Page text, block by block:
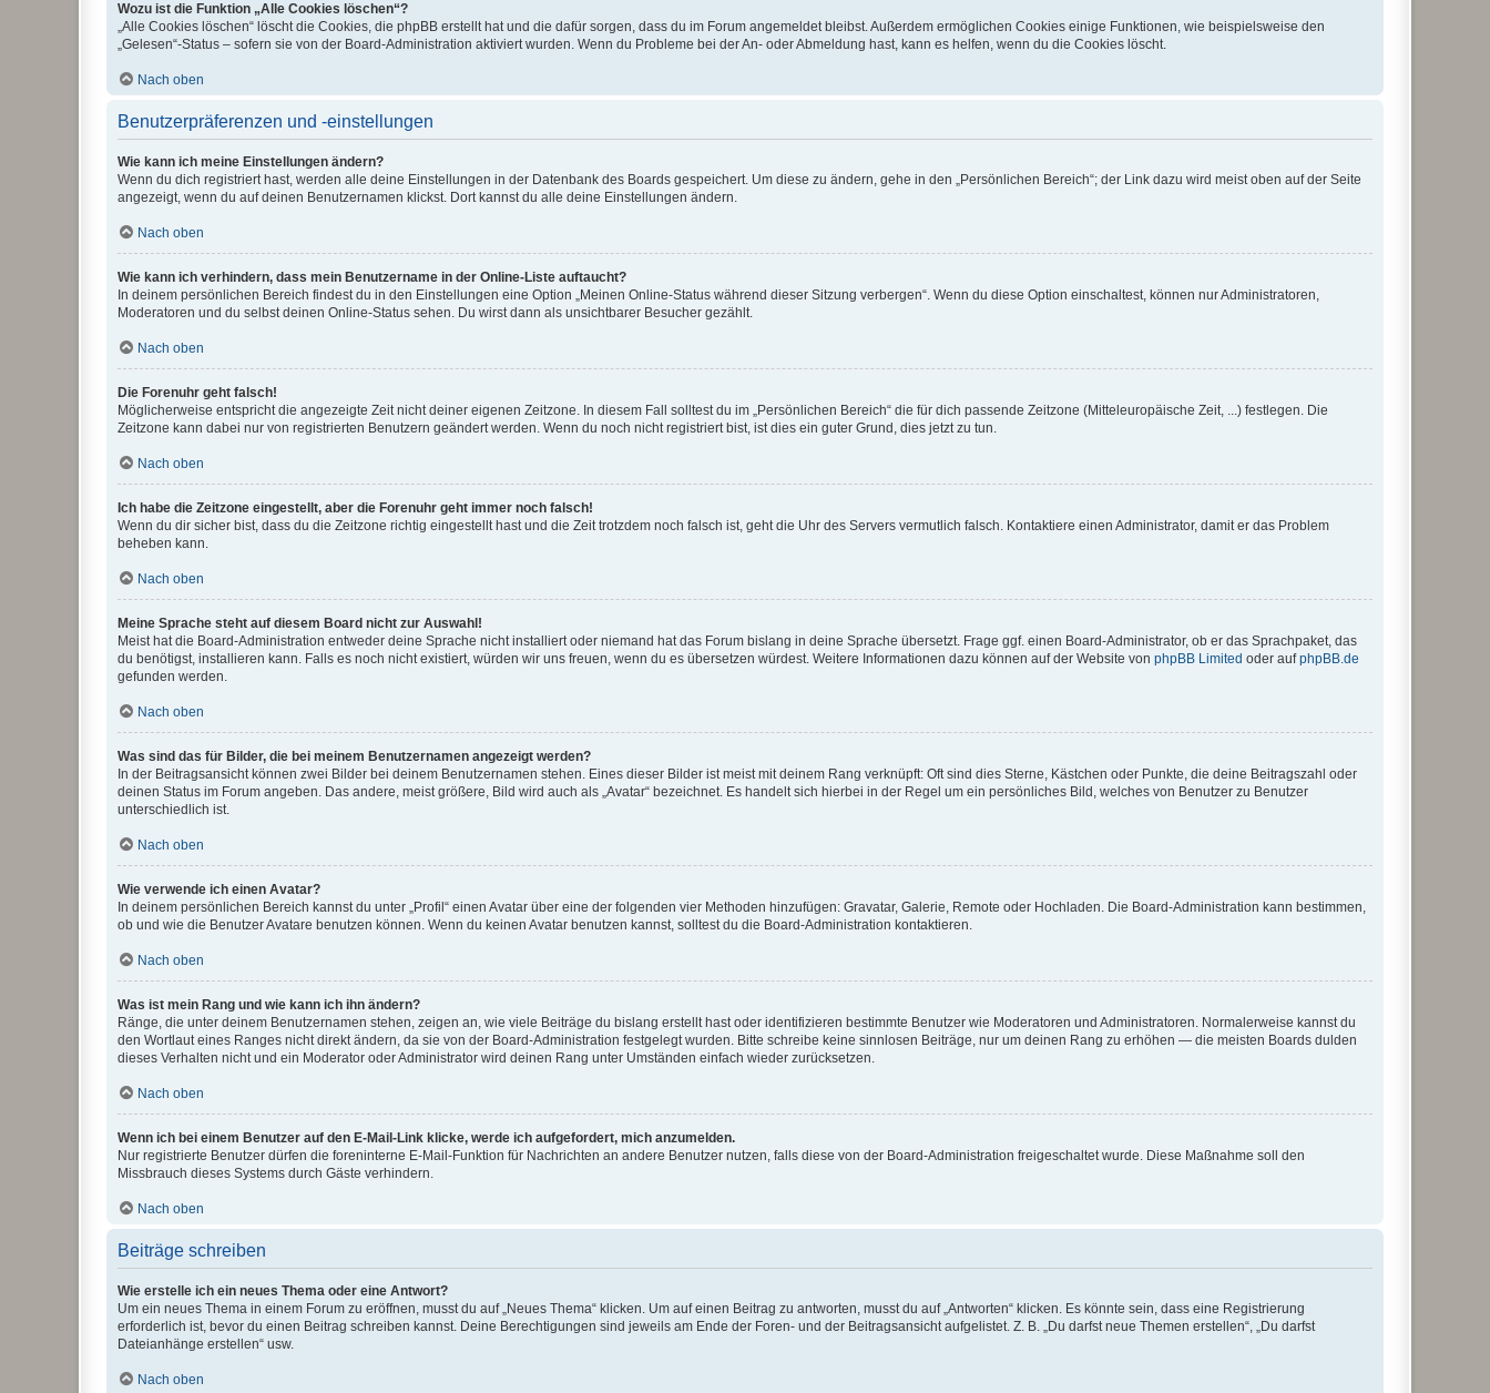
Wozu ist die Funktion „Alle Cookies löschen“?
„Alle Cookies löschen“ löscht die Cookies, die phpBB erstellt hat und die dafür sorgen, dass du im Forum angemeldet bleibst. Außerdem ermöglichen Cookies einige Funktionen, wie beispielsweise den
„Gelesen“-Status – sofern sie von der Board-Administration aktiviert wurden. Wenn du Probleme bei der An- oder Abmeldung hast, kann es helfen, wenn du die Cookies löscht.
Nach oben
Benutzerpräferenzen und -einstellungen
Wie kann ich meine Einstellungen ändern?
Wenn du dich registriert hast, werden alle deine Einstellungen in der Datenbank des Boards gespeichert. Um diese zu ändern, gehe in den „Persönlichen Bereich“; der Link dazu wird meist oben auf der Seite
angezeigt, wenn du auf deinen Benutzernamen klickst. Dort kannst du alle deine Einstellungen ändern.
Nach oben
Wie kann ich verhindern, dass mein Benutzername in der Online-Liste auftaucht?
In deinem persönlichen Bereich findest du in den Einstellungen eine Option „Meinen Online-Status während dieser Sitzung verbergen“. Wenn du diese Option einschaltest, können nur Administratoren,
Moderatoren und du selbst deinen Online-Status sehen. Du wirst dann als unsichtbarer Besucher gezählt.
Nach oben
Die Forenuhr geht falsch!
Möglicherweise entspricht die angezeigte Zeit nicht deiner eigenen Zeitzone. In diesem Fall solltest du im „Persönlichen Bereich“ die für dich passende Zeitzone (Mitteleuropäische Zeit, ...) festlegen. Die
Zeitzone kann dabei nur von registrierten Benutzern geändert werden. Wenn du noch nicht registriert bist, ist dies ein guter Grund, dies jetzt zu tun.
Nach oben
Ich habe die Zeitzone eingestellt, aber die Forenuhr geht immer noch falsch!
Wenn du dir sicher bist, dass du die Zeitzone richtig eingestellt hast und die Zeit trotzdem noch falsch ist, geht die Uhr des Servers vermutlich falsch. Kontaktiere einen Administrator, damit er das Problem
beheben kann.
Nach oben
Meine Sprache steht auf diesem Board nicht zur Auswahl!
Meist hat die Board-Administration entweder deine Sprache nicht installiert oder niemand hat das Forum bislang in deine Sprache übersetzt. Frage ggf. einen Board-Administrator, ob er das Sprachpaket, das
du benötigst, installieren kann. Falls es noch nicht existiert, würden wir uns freuen, wenn du es übersetzen würdest. Weitere Informationen dazu können auf der Website von phpBB Limited oder aufphpBB.de
gefunden werden.
Nach oben
Was sind das für Bilder, die bei meinem Benutzernamen angezeigt werden?
In der Beitragsansicht können zwei Bilder bei deinem Benutzernamen stehen. Eines dieser Bilder ist meist mit deinem Rang verknüpft: Oft sind dies Sterne, Kästchen oder Punkte, die deine Beitragszahl oder
deinen Status im Forum angeben. Das andere, meist größere, Bild wird auch als „Avatar“ bezeichnet. Es handelt sich hierbei in der Regel um ein persönliches Bild, welches von Benutzer zu Benutzer
unterschiedlich ist.
Nach oben
Wie verwende ich einen Avatar?
In deinem persönlichen Bereich kannst du unter „Profil“ einen Avatar über eine der folgenden vier Methoden hinzufügen: Gravatar, Galerie, Remote oder Hochladen. Die Board-Administration kann bestimmen,
ob und wie die Benutzer Avatare benutzen können. Wenn du keinen Avatar benutzen kannst, solltest du die Board-Administration kontaktieren.
Nach oben
Was ist mein Rang und wie kann ich ihn ändern?
Ränge, die unter deinem Benutzernamen stehen, zeigen an, wie viele Beiträge du bislang erstellt hast oder identifizieren bestimmte Benutzer wie Moderatoren und Administratoren. Normalerweise kannst du
den Wortlaut eines Ranges nicht direkt ändern, da sie von der Board-Administration festgelegt wurden. Bitte schreibe keine sinnlosen Beiträge, nur um deinen Rang zu erhöhen — die meisten Boards dulden
dieses Verhalten nicht und ein Moderator oder Administrator wird deinen Rang unter Umständen einfach wieder zurücksetzen.
Nach oben
Wenn ich bei einem Benutzer auf den E-Mail-Link klicke, werde ich aufgefordert, mich anzumelden.
Nur registrierte Benutzer dürfen die foreninterne E-Mail-Funktion für Nachrichten an andere Benutzer nutzen, falls diese von der Board-Administration freigeschaltet wurde. Diese Maßnahme soll den
Missbrauch dieses Systems durch Gäste verhindern.
Nach oben
Beiträge schreiben
Wie erstelle ich ein neues Thema oder eine Antwort?
Um ein neues Thema in einem Forum zu eröffnen, musst du auf „Neues Thema“ klicken. Um auf einen Beitrag zu antworten, musst du auf „Antworten“ klicken. Es könnte sein, dass eine Registrierung
erforderlich ist, bevor du einen Beitrag schreiben kannst. Deine Berechtigungen sind jeweils am Ende der Foren- und der Beitragsansicht aufgelistet. Z. B. „Du darfst neue Themen erstellen“, „Du darfst
Dateianhänge erstellen“ usw.
Nach oben